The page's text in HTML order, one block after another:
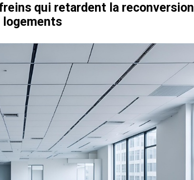
qui retardent la reconversion
logements